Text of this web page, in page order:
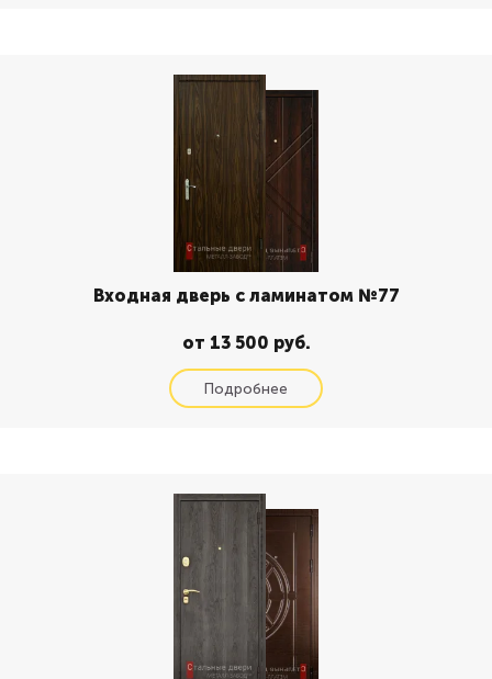
Входная дверь с ламинатом №77
от 13 500 руб.